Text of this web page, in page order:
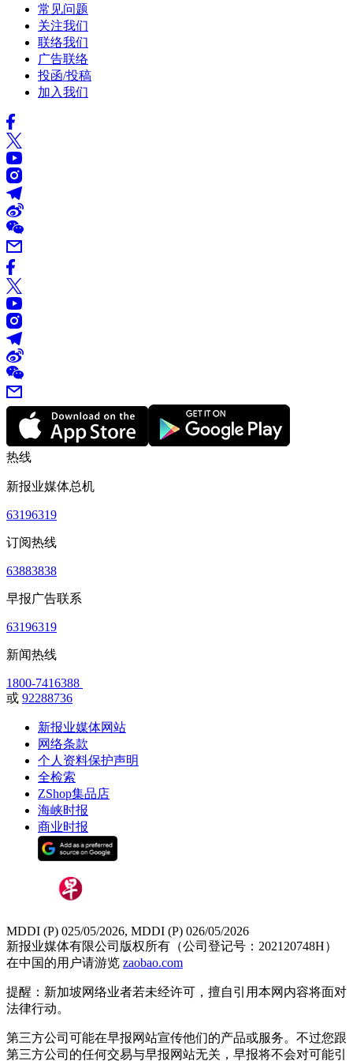
常见问题
关注我们
联络我们
广告联络
投函/投稿
加入我们
热线
新报业媒体总机
63196319
订阅热线
63883838
早报广告联系
63196319
新闻热线
1800-7416388
或 92288736
新报业媒体网站
网络条款
个人资料保护声明
全检索
ZShop集品店
海峡时报
商业时报
MDDI (P) 025/05/2026, MDDI (P) 026/05/2026
新报业媒体有限公司版权所有（公司登记号：202120748H）
在中国的用户请游览 zaobao.com
提醒：新加坡网络业者若未经许可，擅自引用本网内容将面对
法律行动。
第三方公司可能在早报网站宣传他们的产品或服务。不过您跟
第三方公司的任何交易与早报网站无关，早报将不会对可能引